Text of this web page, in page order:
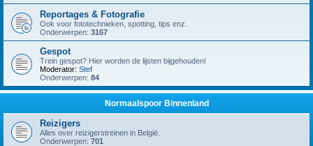
Reportages & Fotografie
Ook voor fototechnieken, spotting, tips enz.
Onderwerpen: 3167
Gespot
Trein gespot? Hier worden de lijsten bijgehouden!
Moderator: Stef
Onderwerpen: 84
Normaalspoor Binnenland
Reizigers
Alles over reizigerstreinen in België.
Onderwerpen: 701